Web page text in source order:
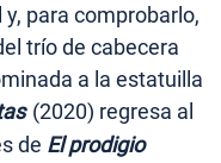
para comprobarlo,
trío de cabecera
a la estatuilla
(2020) regresa al
de El prodigio